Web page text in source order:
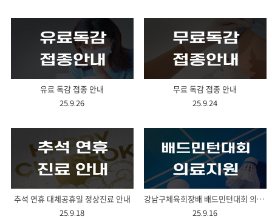
유료 독감 접종 안내
25.9.26
무료 독감 접종 안내
25.9.24
추석 연휴 대체공휴일 정상진료 안내
25.9.18
강남구체육회장배 배드민턴대회 의료지원
25.9.16